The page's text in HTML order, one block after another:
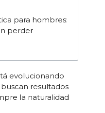
para hombres:
perder
evolucionando
resultados
la naturalidad